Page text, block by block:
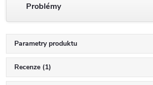
Problémy
Parametry produktu
Recenze (1)